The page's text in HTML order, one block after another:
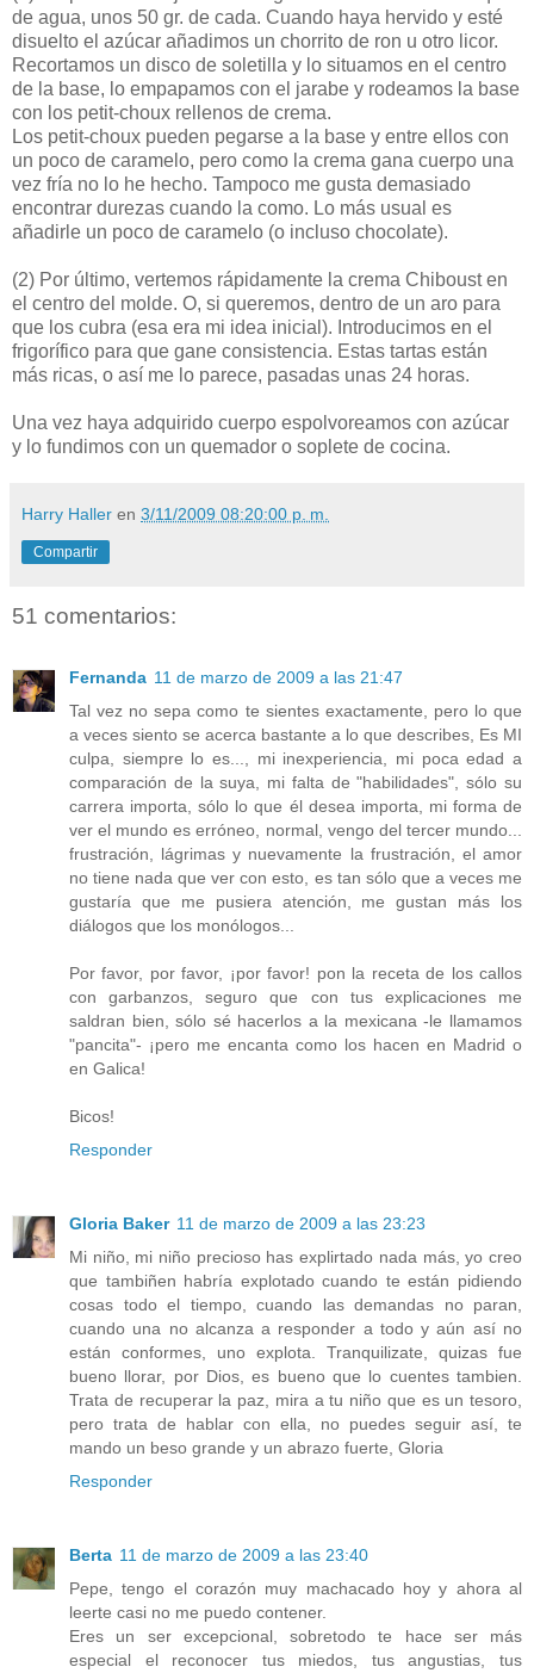
de agua, unos 50 gr. de cada. Cuando haya hervido y esté
disuelto el azúcar añadimos un chorrito de ron u otro licor.
Recortamos un disco de soletilla y lo situamos en el centro
de la base, lo empapamos con el jarabe y rodeamos la base
con los petit-choux rellenos de crema.
Los petit-choux pueden pegarse a la base y entre ellos con
un poco de caramelo, pero como la crema gana cuerpo una
vez fría no lo he hecho. Tampoco me gusta demasiado
encontrar durezas cuando la como. Lo más usual es
añadirle un poco de caramelo (o incluso chocolate).
(2) Por último, vertemos rápidamente la crema Chiboust en
el centro del molde. O, si queremos, dentro de un aro para
que los cubra (esa era mi idea inicial). Introducimos en el
frigorífico para que gane consistencia. Estas tartas están
más ricas, o así me lo parece, pasadas unas 24 horas.
Una vez haya adquirido cuerpo espolvoreamos con azúcar
y lo fundimos con un quemador o soplete de cocina.
Harry Haller en 3/11/2009 08:20:00 p. m.
Compartir
51 comentarios:
Fernanda 11 de marzo de 2009 a las 21:47
Tal vez no sepa como te sientes exactamente, pero lo que
a veces siento se acerca bastante a lo que describes, Es MI
culpa, siempre lo es..., mi inexperiencia, mi poca edad a
comparación de la suya, mi falta de "habilidades", sólo su
carrera importa, sólo lo que él desea importa, mi forma de
ver el mundo es erróneo, normal, vengo del tercer mundo...
frustración, lágrimas y nuevamente la frustración, el amor
no tiene nada que ver con esto, es tan sólo que a veces me
gustaría que me pusiera atención, me gustan más los
diálogos que los monólogos...
Por favor, por favor, ¡por favor! pon la receta de los callos
con garbanzos, seguro que con tus explicaciones me
saldran bien, sólo sé hacerlos a la mexicana -le llamamos
"pancita"- ¡pero me encanta como los hacen en Madrid o
en Galica!
Bicos!
Responder
Gloria Baker 11 de marzo de 2009 a las 23:23
Mi niño, mi niño precioso has explirtado nada más, yo creo
que tambiñen habría explotado cuando te están pidiendo
cosas todo el tiempo, cuando las demandas no paran,
cuando una no alcanza a responder a todo y aún así no
están conformes, uno explota. Tranquilizate, quizas fue
bueno llorar, por Dios, es bueno que lo cuentes tambien.
Trata de recuperar la paz, mira a tu niño que es un tesoro,
pero trata de hablar con ella, no puedes seguir así, te
mando un beso grande y un abrazo fuerte, Gloria
Responder
Berta 11 de marzo de 2009 a las 23:40
Pepe, tengo el corazón muy machacado hoy y ahora al
leerte casi no me puedo contener.
Eres un ser excepcional, sobretodo te hace ser más
especial el reconocer tus miedos, tus angustias, tus